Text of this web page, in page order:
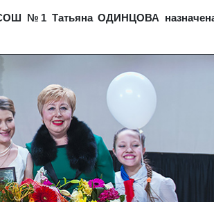
№1 Татьяна ОДИНЦОВА назначена